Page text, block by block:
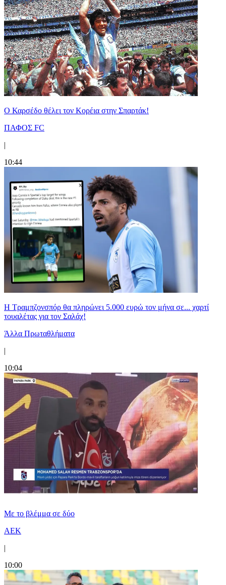
Ο Καρσέδο θέλει τον Κορέια στην Σπαρτάκ!
ΠΑΦΟΣ FC
|
10:44
Η Τραμπζονσπόρ θα πληρώνει 5.000 ευρώ τον μήνα σε... χαρτί
τουαλέτας για τον Σαλάχ!
Άλλα Πρωταθλήματα
|
10:04
Με το βλέμμα σε δύο
ΑΕΚ
|
10:00